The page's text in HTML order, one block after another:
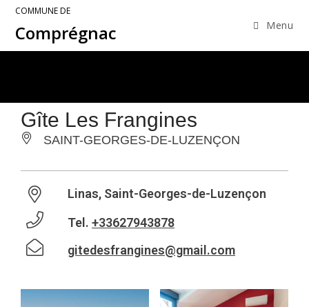
COMMUNE DE
Comprégnac Menu
Gîte Les Frangines
SAINT-GEORGES-DE-LUZENÇON
Linas, Saint-Georges-de-Luzençon
Tel. +33627943878
gitedesfrangines@gmail.com